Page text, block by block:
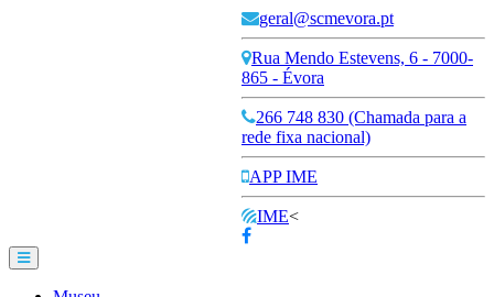
geral@scmevora.pt
Rua Mendo Estevens, 6 - 7000-
865 - Évora
266 748 830 (Chamada para a
rede fixa nacional)
APP IME
IME<